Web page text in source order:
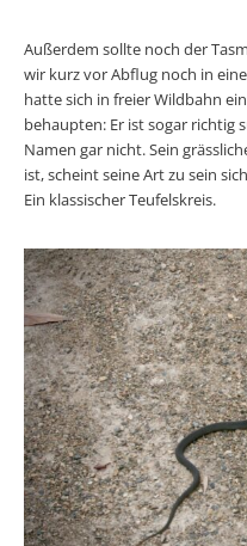
Außerdem sollte noch der
wir kurz vor Abflug noch in
hatte sich in freier Wildbahn
behaupten: Er ist sogar richtig
Namen gar nicht. Sein
ist, scheint seine Art zu sein
Ein klassischer Teufelskreis.